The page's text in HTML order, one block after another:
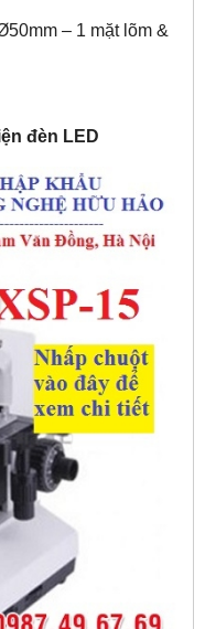
– 1 mặt lõm &
đèn LED